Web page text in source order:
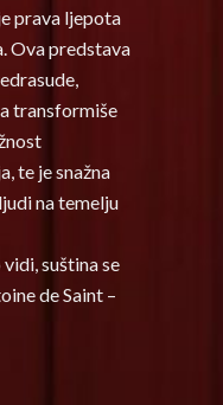
prava ljepota
Ova predstava
transformiše
te je snažna
na temelju
suština se
de Saint –